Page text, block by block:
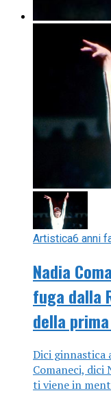
Artistica6 anni
Nadia
fuga dalla
della
Dici ginnastica
Comaneci, dici
ti viene in